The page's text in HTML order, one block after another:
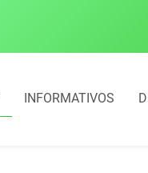
Cobrança do
INFORMATIVOS